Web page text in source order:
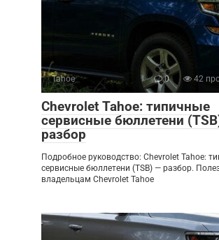
Tahoe 0 42
Chevrolet Tahoe: типичные
сервисные бюллетени
разбор
Подробное руководство: Chevrolet Tahoe:
сервисные бюллетени (TSB) — разбор.
владельцам Chevrolet Tahoe